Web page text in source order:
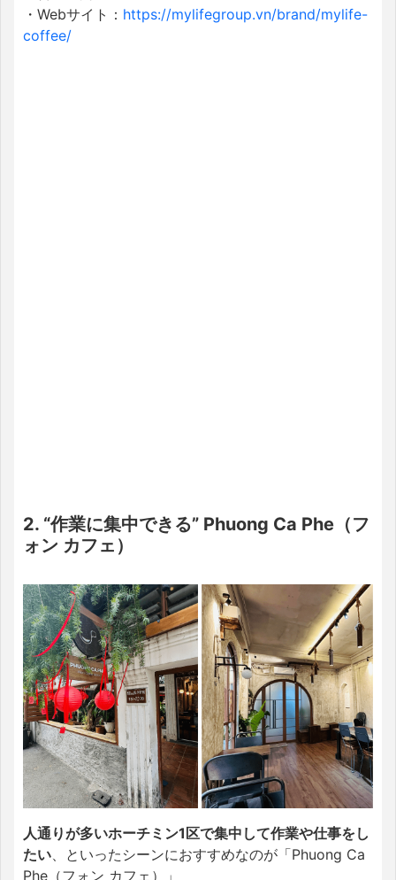
・Webサイト： https://mylifegroup.vn/brand/mylife-
coffee/
2. “作業に集中できる” Phuong Ca Phe（フ
ォン カフェ）
人通りが多いホーチミン1区で集中して作業や仕事をし
たい、といったシーンにおすすめなのが「Phuong Ca
Phe（フォン カフェ）」